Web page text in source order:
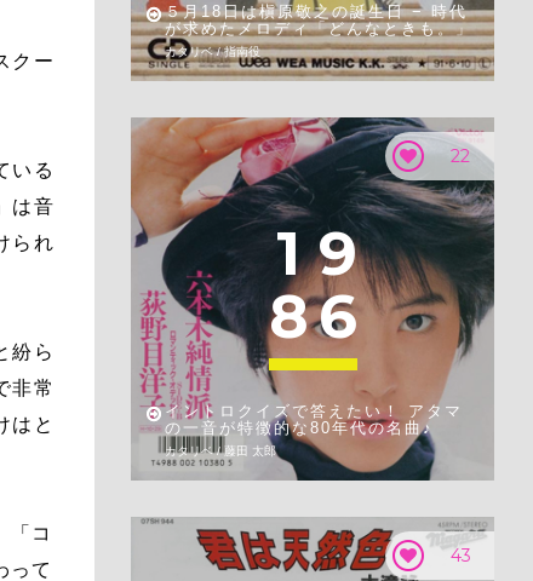
クー
いる
は音
られ
紛ら
非常
はと
「コ
って
５月18日は槇原敬之の誕生日 − 時代
が求めたメロディ「どんなときも。」
カタリベ / 指南役
22
1 9
86
イントロクイズで答えたい！ アタマ
の一音が特徴的な80年代の名曲♪
カタリベ / 藤田 太郎
43